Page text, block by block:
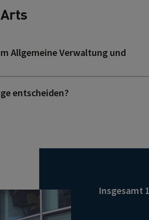
Allgemeine Verwaltung und
entscheiden?
Insgesamt